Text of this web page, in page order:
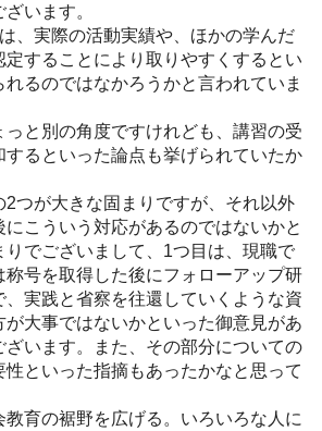
います。
、実際の活動実績や、ほかの学んだ
定することにより取りやすくするとい
れるのではなかろうかと言われていま
と別の角度ですけれども、講習の受
するといった論点も挙げられていたか
つが大きな固まりですが、それ以外
にこういう対応があるのではないかと
りでございまして、1つ目は、現職で
称号を取得した後にフォローアップ研
、実践と省察を往還していくような資
が大事ではないかといった御意見があ
ざいます。また、その部分についての
性といった指摘もあったかなと思って
育の裾野を広げる。いろいろな人に